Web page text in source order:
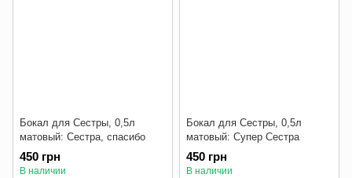
Бокал для Сестры, 0,5л
матовый: Сестра, спасибо
450 грн
В наличии
Бокал для Сестры, 0,5л
матовый: Супер Сестра
450 грн
В наличии